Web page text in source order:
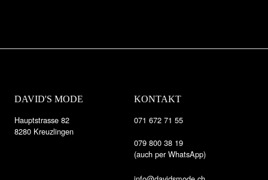
DAVID'S MODE
Hauptstrasse 82
8280 Kreuzlingen
KONTAKT
071 672 71 55
079 800 38 19
(auch per WhatsApp)